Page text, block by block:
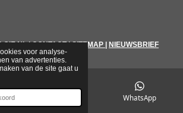
voor analyse-
van advertenties.
van de site gaat u
|CONTACT|SITEMAP NIEUWSBRIEF
WhatsApp